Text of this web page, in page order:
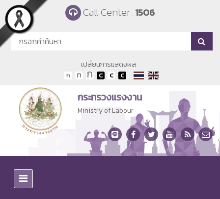
Skip to main content Call Center 1506
เปลี่ยนการแสดงผล :
กระทรวงแรงงาน
Ministry of Labour